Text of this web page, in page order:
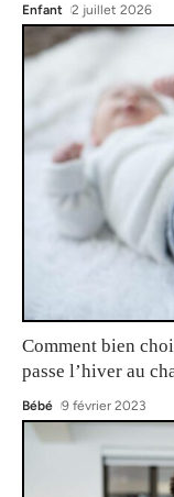
Enfant 2 juillet 2026
Comment bien
passe l’hiver au
Bébé 9 février 2023